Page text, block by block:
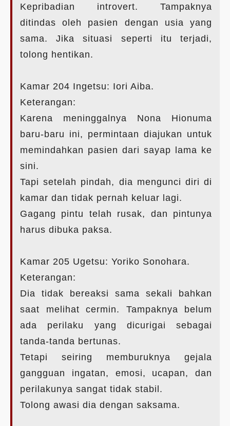
Kepribadian introvert. Tampaknya
ditindas oleh pasien dengan usia yang
sama. Jika situasi seperti itu terjadi,
tolong hentikan.
Kamar 204 Ingetsu: Iori Aiba.
Keterangan:
Karena meninggalnya Nona Hionuma
baru-baru ini, permintaan diajukan untuk
memindahkan pasien dari sayap lama ke
sini.
Tapi setelah pindah, dia mengunci diri di
kamar dan tidak pernah keluar lagi.
Gagang pintu telah rusak, dan pintunya
harus dibuka paksa.
Kamar 205 Ugetsu: Yoriko Sonohara.
Keterangan:
Dia tidak bereaksi sama sekali bahkan
saat melihat cermin. Tampaknya belum
ada perilaku yang dicurigai sebagai
tanda-tanda bertunas.
Tetapi seiring memburuknya gejala
gangguan ingatan, emosi, ucapan, dan
perilakunya sangat tidak stabil.
Tolong awasi dia dengan saksama.